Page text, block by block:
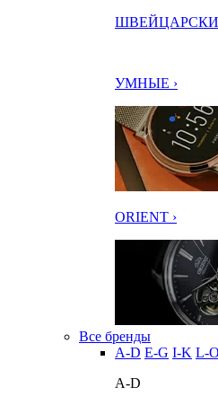
УМНЫЕ ›
ORIENT ›
Все бренды
A-D E-G I-K L-O
A-D